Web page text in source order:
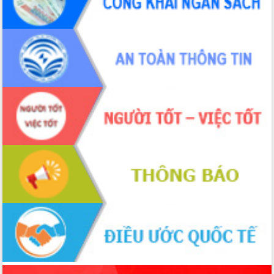
món ăn từ sầu riêng
Đắk Lắk công bố Quy hoạch và xúc
tiến đầu tư tỉnh
Ngành cá ngừ Đắk Lắk chủ động thích
ứng để giữ vững thị trường xuất khẩu
Diễn đàn Kinh tế tư nhân Việt Nam đột
phá cơ chế - Hợp tác công tư
Đề án 06 tạo bước ngoặt đột phá trong
cải cách hành chính tỉnh Đắk Lắk
Kết nối tour, đẩy mạnh chuyển đổi số
để phát triển du lịch Đắk Lắk
Khởi động Dự án Đầu tư xây dựng hạ
tầng kỹ thuật Cụm công nghiệp Tân
Tiến
Gặp mặt các cơ quan báo chí nhân Kỷ
niệm 101 năm Ngày Báo chí Cách
mạng Việt Nam
Đắk Lắk sơ kết 4 năm triển khai thực
hiện Đề án 06 của Chính phủ
Họp báo thông tin về Hội nghị Công bố